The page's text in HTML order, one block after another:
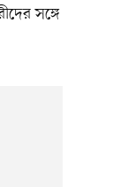
সঙ্গে